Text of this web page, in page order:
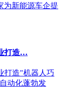
为新能源车企提
打造…
打造"机器人巧
动化蓬勃发